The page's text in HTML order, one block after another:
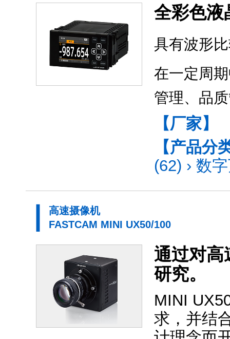
全彩色液
具有波形
在一定周
管理、品
【厂家】
【产品分
(62) › 数
高速摄像机
FASTCAM MINI UX50/100
通过对高
研究。
MINI
求，并结